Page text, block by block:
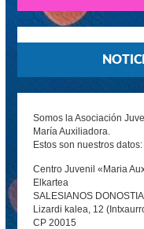
Somos la Asociación
María Auxiliadora.
Estos son nuestros datos:
Centro Juvenil «Maria
Elkartea
SALESIANOS DONOSTIA
Lizardi kalea, 12
CP 20015